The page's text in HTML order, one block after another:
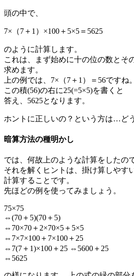
頭の中で、
7×（7＋1）×100＋5×5＝5625
のように計算します。
これは、まず始めに十の位の数とそ
求めます。
上の例では、7×（7＋1）＝56ですね。
この積(56)の右に25(=5×5)を書くと
答え、5625となります。
ホントに正しいの？という方は…ど
暗算方法の種明かし
では、何故上のような計算をしたの
それを解くヒントは、掛け算しやす
計算することです。
先ほどの例を使ってみましょう。
75×75
⇔(70＋5)(70＋5)
⇔70×70＋2×70×5＋5×5
⇔7×7×100＋7×100＋25
⇔7(7＋1)×100＋25 ⇔5600＋25
⇔5625